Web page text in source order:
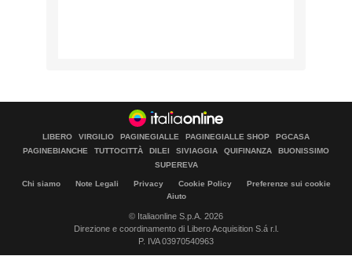
LIBERO VIRGILIO PAGINEGIALLE PAGINEGIALLE SHOP
PGCASA
PAGINEBIANCHE
TUTTOCITTÀ DILEI SIVIAGGIA QUIFINANZA
BUONISSIMO
SUPEREVA
Chi siamo Note Legali Privacy Cookie Policy
Preferenze sui cookie
Aiuto
© Italiaonline S.p.A. 2026
Direzione e coordinamento di Libero Acquisition S.á r.l.
P. IVA 03970540963